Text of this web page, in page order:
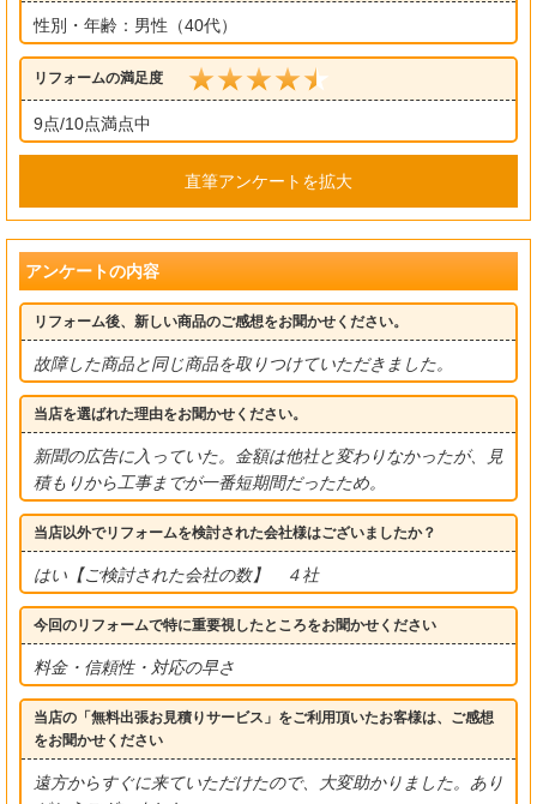
性別・年齢：男性（40代）
リフォームの満足度
9点/10点満点中
直筆アンケートを拡大
アンケートの内容
リフォーム後、新しい商品のご感想をお聞かせください。
故障した商品と同じ商品を取りつけていただきました。
当店を選ばれた理由をお聞かせください。
新聞の広告に入っていた。金額は他社と変わりなかったが、見
積もりから工事までが一番短期間だったため。
当店以外でリフォームを検討された会社様はございましたか？
はい【ご検討された会社の数】 ４社
今回のリフォームで特に重要視したところをお聞かせください
料金・信頼性・対応の早さ
当店の「無料出張お見積りサービス」をご利用頂いたお客様は、ご感想
をお聞かせください
遠方からすぐに来ていただけたので、大変助かりました。あり